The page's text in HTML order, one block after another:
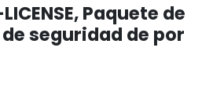
Paquete de
seguridad de por